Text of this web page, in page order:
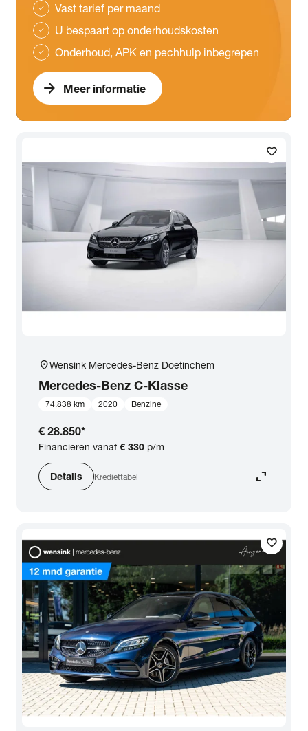
check Vast tarief per maand
check U bespaart op onderhoudskosten
check Onderhoud, APK en pechhulp inbegrepen
arrow_forward Meer informatie
favorite
location_onWensink Mercedes-Benz Doetinchem
Mercedes-Benz C-Klasse
74.838 km 2020 Benzine
€ 28.850*
Financieren vanaf€ 330 p/m
Details Krediettabel expand_content
favorite